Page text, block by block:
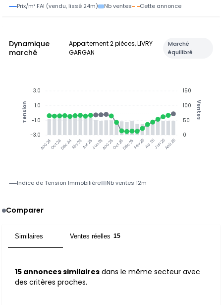
Prix/m² FAI (vendu, lissé 24m) Nb ventes Cette annonce
Dynamique
marché
Appartement 2 pièces, LIVRY
GARGAN
Marché
équilibré
Aoû 24Oct 24Déc 24Fév 25Avr 25Jun 25Aoû 25Oct 25Déc 25Fév 26Avr 26Jun 26Aoû 26
150
100
50
0
Ventes
3.0
1.0
-1.0
-3.0
Tension
Indice de Tension Immobilière Nb ventes 12m
Comparer
Similaires Ventes réelles 15
15 annonces similaires dans le même secteur avec
des critères proches.